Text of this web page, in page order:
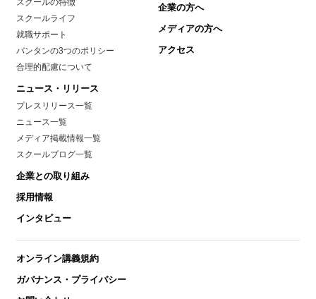
スクールの特徴
スクールライフ
就職サポート
バンタンの3つのポリシー
合理的配慮について
ニュース・リリース
プレスリリース一覧
ニュース一覧
メディア掲載情報一覧
スクールブログ一覧
企業との取り組み
採用情報
インタビュー
企業の方へ
メディアの方へ
アクセス
オンライン講義規約
ガバナンス・プライバシー